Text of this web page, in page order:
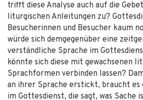
trifft diese Analyse auch auf die
liturgischen Anleitungen zu?
Besucherinnen und Besucher kaum
würde sich demgegenüber eine
verständliche Sprache im
könnte sich diese mit gewachsenen
Sprachformen verbinden lassen?
an ihrer Sprache erstickt, braucht es
im Gottesdienst, die sagt, was Sache